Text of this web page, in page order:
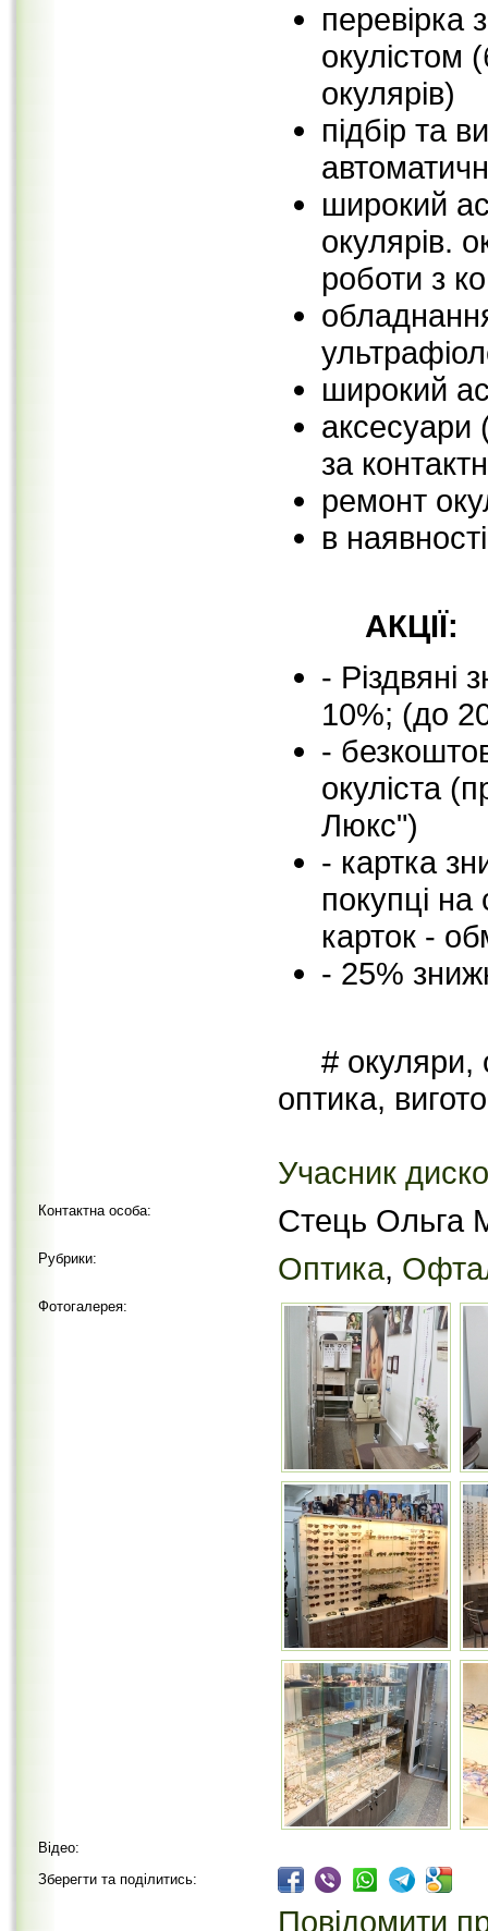
перевірка
окулістом
окулярів)
підбір та
широкий
окулярів.
роботи з
широкий
аксесуари
за
ремонт
в
АКЦІЇ:
- Різдвяні
10%; (до
-
окуліста
Люкс")
- картка
покупці на
карток -
- 25%
# окуляри,
оптика,
Учасник
Контактна особа: Стець Ольга
Рубрики: Оптика,
Фотогалерея:
Відео:
Зберегти та поділитись:
Повідомити